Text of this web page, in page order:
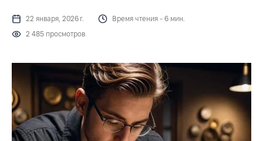
22 января, 2026 г.
Время чтения - 6 мин.
2 485 просмотров